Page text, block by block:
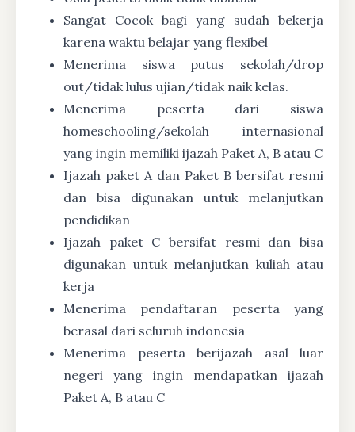
Sangat Cocok bagi yang sudah bekerja
karena waktu belajar yang flexibel
Menerima siswa putus sekolah/drop
out/tidak lulus ujian/tidak naik kelas.
Menerima peserta dari siswa
homeschooling/sekolah internasional
yang ingin memiliki ijazah Paket A, B atau C
Ijazah paket A dan Paket B bersifat resmi
dan bisa digunakan untuk melanjutkan
pendidikan
Ijazah paket C bersifat resmi dan bisa
digunakan untuk melanjutkan kuliah atau
kerja
Menerima pendaftaran peserta yang
berasal dari seluruh indonesia
Menerima peserta berijazah asal luar
negeri yang ingin mendapatkan ijazah
Paket A, B atau C